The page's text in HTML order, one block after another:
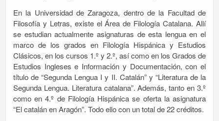
En la Universidad de Zaragoza, dentro de la Facultad de
Filosofía y Letras, existe el Área de Filología Catalana. Allí
se estudian actualmente asignaturas de esta lengua en el
marco de los grados en Filología Hispánica y Estudios
Clásicos, en los cursos 1.º y 2.º, así como en los Grados de
Estudios Ingleses e Información y Documentación, con el
título de “Segunda Lengua I y II. Catalán” y “Literatura de la
Segunda Lengua. Literatura catalana”. Además, tanto en 3.º
como en 4.º de Filología Hispánica se oferta la asignatura
“El catalán en Aragón”. Todo ello con un total de 22 créditos.